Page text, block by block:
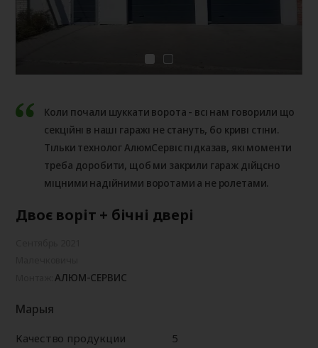
Двоє воріт + бічні двері
Монтаж:АЛЮМ-СЕРВИС
Коли почали шуккати ворота - всі нам говорили що
секційні в наші гаражі не стануть, бо криві стіни.
Тільки технолог АлюмСервіс підказав, які моменти
треба доробити, щоб ми закрили гараж дійцсно
міцними надійними воротами а не ролетами.
Марыя
Качество продукции
5